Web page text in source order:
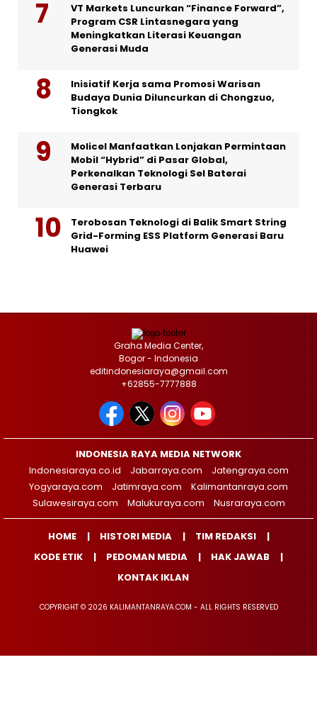
VT Markets Luncurkan “Finance Forward”,
Program CSR Lintasnegara yang
Meningkatkan Literasi Keuangan
Generasi Muda
Inisiatif Kerja sama Promosi Warisan
Budaya Dunia Diluncurkan di Chongzuo,
Tiongkok
Molicel Manfaatkan Lonjakan Permintaan
Mobil “Hybrid” di Pasar Global,
Perkenalkan Teknologi Sel Baterai
Generasi Terbaru
Terobosan Teknologi di Balik Smart String
Grid-Forming ESS Platform Generasi Baru
Huawei
Graha Media Center,
Bogor - Indonesia
editindonesiaraya@gmail.com
+62855-7777888
INDONESIA RAYA MEDIA NETWORK
Indonesiaraya.co.id
Jabarraya.com
Jatengraya.com
Yogyaraya.com
Jatimraya.com
Kalimantanraya.com
Sulawesiraya.com
Malukuraya.com Nusraraya.com
HOME HISTORI MEDIA
TIM REDAKSI
KODE ETIK
PEDOMAN MEDIA
HAK JAWAB
KONTAK IKLAN
COPYRIGHT © 2026 KALIMANTANRAYA.COM - ALL RIGHTS RESERVED